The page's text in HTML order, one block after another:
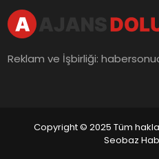
Reklam ve İşbirliği:
Copyright © 2025 Tüm
Seobaz